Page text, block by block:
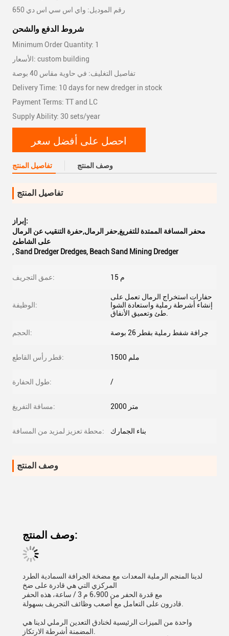
رقم الموديل: واي اس سي اس دي 650
شروط الدفع والشحن
Minimum Order Quantity: 1
الأسعار: custom building
تفاصيل التغليف: في حاوية مقاس 40 بوصة
Delivery Time: 10 days for new dredger in stock
Payment Terms: TT and LC
Supply Ability: 30 sets/year
احصل على أفضل سعر
تفاصيل المنتج وصف المنتج
تفاصيل المنتج
إبراز:
محفر المسافة الممتدة للتفريغ,حفر الرمال,حفرة التنقيب عن الرمال
على الشاطئ
,Sand Dredger Dredges, Beach Sand Mining Dredger
عمق التجريف: 15 م
الوظيفة:
حفارات استخراج الرمال تعمل على
إنشاء أشرطة رملية واستعادة الشوا
الحجم: جرافة شفط رملية بقطر 26 بوصة
قطر رأس القاطع: 1500 ملم
طول الحفارة: /
مسافة التفريغ: 2000 متر
محطة تعزيز لمزيد من المسافة: بناء الجمارك
وصف المنتج
وصف المنتج:
لدينا المنجم الرملية المعدات مع مضخة الجرافة السمادية الطرد
المركزي التي هي قادرة على ضخ
مع قدرة الحفر من 6،900 م 3 / ساعة، هذه الحفر
واحدة من الميزات الرئيسية لخنادق التعدين الرملي لدينا هي